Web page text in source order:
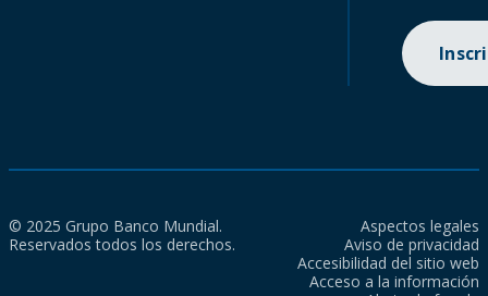
© 2025 Grupo Banco Mundial.
Reservados todos los derechos.
Aspectos legales
Aviso de privacidad
Accesibilidad del sitio web
Acceso a la información